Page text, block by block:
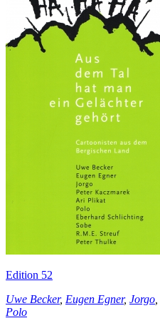
Edition 52
Uwe Becker, Eugen Egner, Jorgo,
Polo